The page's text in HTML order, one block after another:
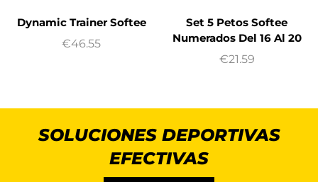
Dynamic Trainer Softee
€46.55
Set 5 Petos Softee
Numerados Del 16 Al 20
€21.59
SOLUCIONES DEPORTIVAS
EFECTIVAS